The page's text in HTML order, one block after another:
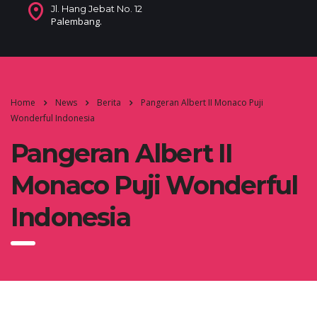
Jl. Hang Jebat No. 12
Palembang.
Home News Berita
Pangeran Albert II Monaco Puji
Wonderful Indonesia
Pangeran Albert II
Monaco Puji Wonderful
Indonesia